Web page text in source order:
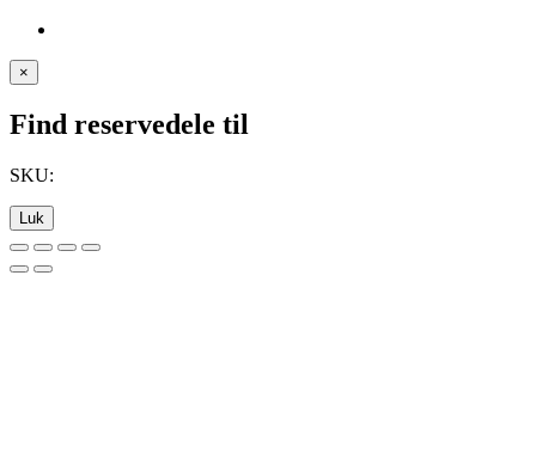
×
Find reservedele til
SKU:
Luk